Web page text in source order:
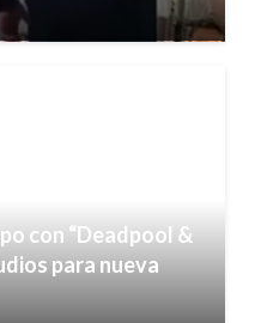
con “Deadpool &
para nueva